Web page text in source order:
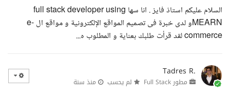
السلام عليكم استاذ فايز . انا سها full stack developer using
MEARNو لدى خبرة فى تصميم المواقع الإلكترونية و مواقع ال e-
commerce لقد قرأت طلبك بعناية و المطلوب ه...
Tadres R.
مطور Full Stack لم يحسب منذ سنة